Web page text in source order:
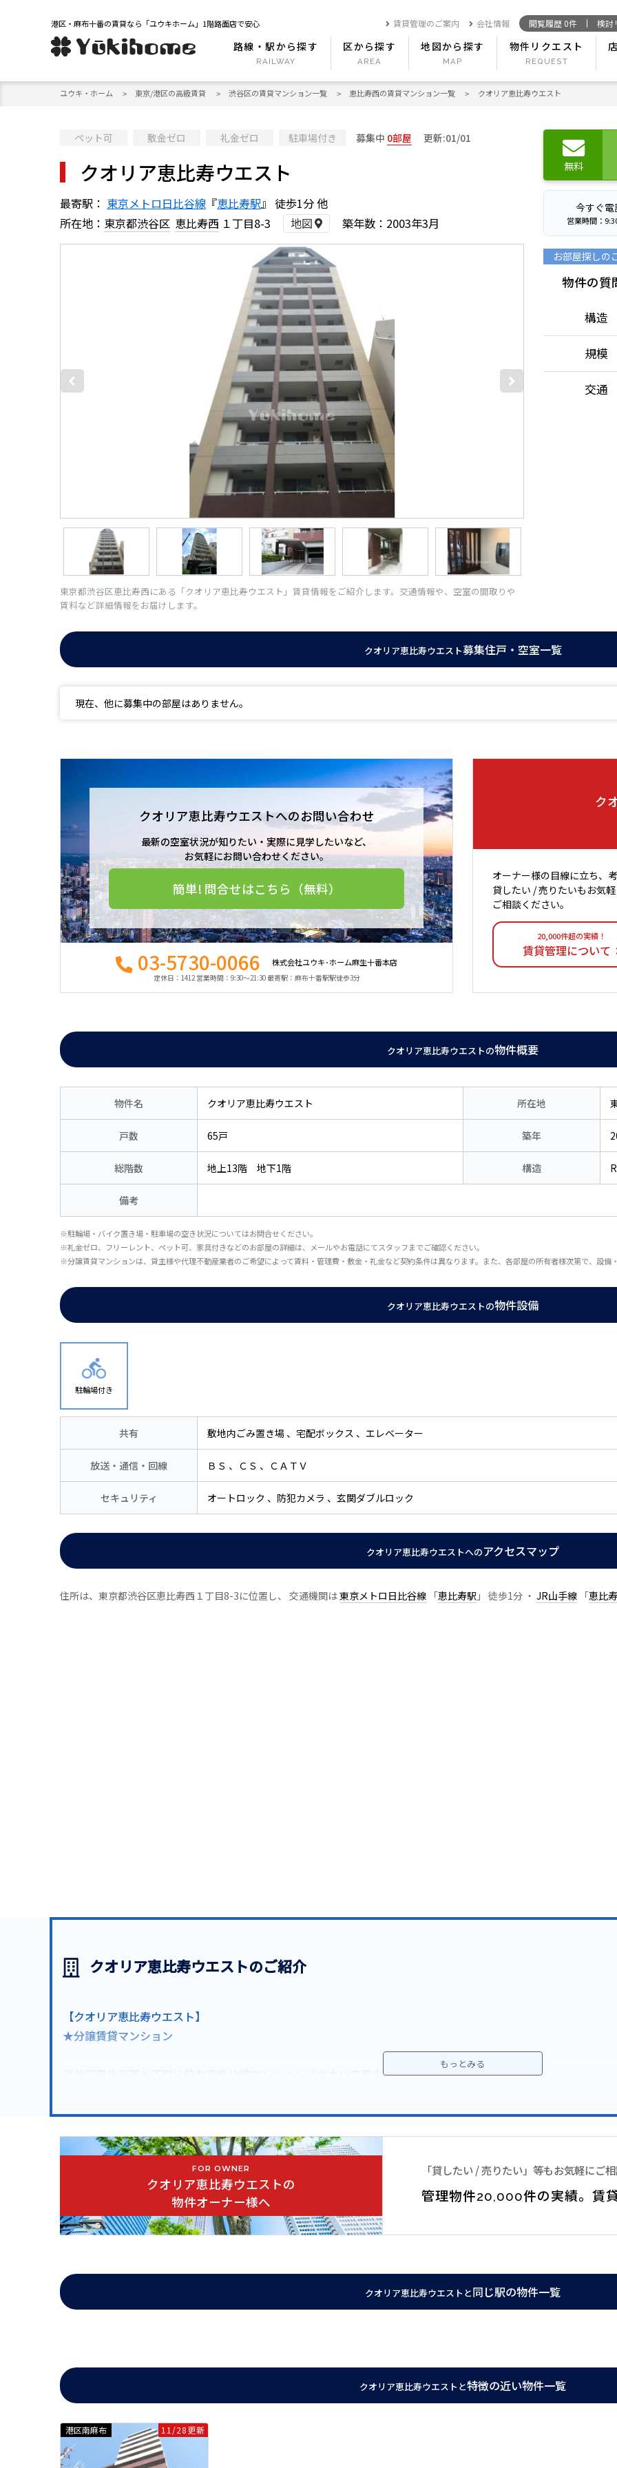
港区・麻布十番の賃貸なら「ユウキホーム」1階路面店で安心 賃貸管理のご案内 会社情報 閲覧履歴 0件 検討
路線・駅から探す 区から探す 地図から探す 物件リクエスト
ユウキ・ホーム 東京/港区の高級賃貸 渋谷区の賃貸マンション一覧 恵比寿西の賃貸マンション一覧 クオリア恵比寿ウエスト
ペット可 敷金ゼロ 礼金ゼロ 駐車場付き 募集中 0部屋 更新:01/01
クオリア恵比寿ウエスト
最寄駅： 東京メトロ日比谷線 『恵比寿駅』 徒歩1分 他
所在地： 東京都渋谷区 恵比寿西 １丁目8-3 地図 築年数：2003年3月
無料
今すぐ
営業時間：
東京都渋谷区恵比寿西にある「クオリア恵比寿ウエスト」賃貸情報をご紹介します。交通情報や、空室の間取りや
賃料など詳細情報をお届けします。
お部屋探しの
物件の質
構造
規模
交通
クオリア恵比寿ウエスト募集住戸・空室一覧
現在、他に募集中の部屋はありません。
クオリア恵比寿ウエストへのお問い合わせ
最新の空室状況が知りたい・実際に見学したいなど、
お気軽にお問い合わせください。
簡単! 問合せはこちら（無料）
03-5730-0066 株式会社ユウキ･ホーム麻生十番本店
定休日：1412 営業時間：9:30〜21:30 最寄駅：麻布十番駅駅徒歩3分
ク
オーナー様の目線に立ち、
貸したい / 売りたいもお気
ご相談ください。
20,000件超の実績！
賃貸管理について
クオリア恵比寿ウエストの物件概要
物件名 クオリア恵比寿ウエスト 所在地
戸数 65戸 築年
総階数 地上13階 地下1階 構造
備考
※駐輪場・バイク置き場・駐車場の空き状況についてはお問合せください。
※礼金ゼロ、フリーレント、ペット可、家具付きなどのお部屋の詳細は、メールやお電話にてスタッフまでご確認ください。
※分譲賃貸マンションは、貸主様や代理不動産業者のご希望によって賃料・管理費・敷金・礼金など契約条件は異なります。また、各部屋の所有者様次第で、設備
クオリア恵比寿ウエストの物件設備
駐輪場付き
共有 敷地内ごみ置き場 宅配ボックス エレベーター
放送・通信・回線 ＢＳ ＣＳ ＣＡＴＶ
セキュリティ オートロック 防犯カメラ 玄関ダブルロック
クオリア恵比寿ウエストへのアクセスマップ
住所は、東京都渋谷区恵比寿西１丁目8-3に位置し、 交通機関は東京メトロ日比谷線 「恵比寿駅 」 徒歩1分 ・ JR山手線 「恵比
クオリア恵比寿ウエストのご紹介
【クオリア恵比寿ウエスト】
★分譲賃貸マンション
渋谷区恵比寿西１丁目に佇む高級分譲マンション「クオリア恵比寿ウエスト」
ＪＲ山手線「恵比寿駅」徒歩１分
●施工会社：東急建設株式会社
●設計会社：株式会社デザインクルー
●分譲会社：東急不動産株式会社
最も近い東京メトロ日比谷線恵比寿駅からは徒歩1分の好立地です。さらにJR山手線恵比寿駅など全部で2路線が使えて、交通の便が非常
FOR OWNER
クオリア恵比寿ウエストの
物件オーナー様へ
「貸したい / 売りたい」等もお気軽にご相
管理物件20,000件の実績。 賃
クオリア恵比寿ウエストと同じ駅の物件一覧
クオリア恵比寿ウエストと特徴の近い物件一覧
港区南麻布 11/28更新